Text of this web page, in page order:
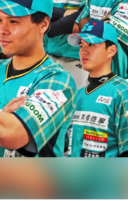
for Social Good
ふるさと納税machi-yaコ